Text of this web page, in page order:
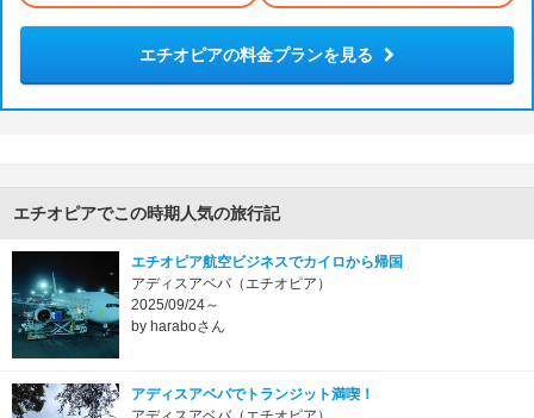
エチオピアの料金プランを見る
エチオピアでこの時期人気の旅行記
エチオピア航空ビジネスでカイロから帰国
アディスアベバ（エチオピア）
2025/09/24～
by haraboさん
アディスアベバでトランジット満喫！